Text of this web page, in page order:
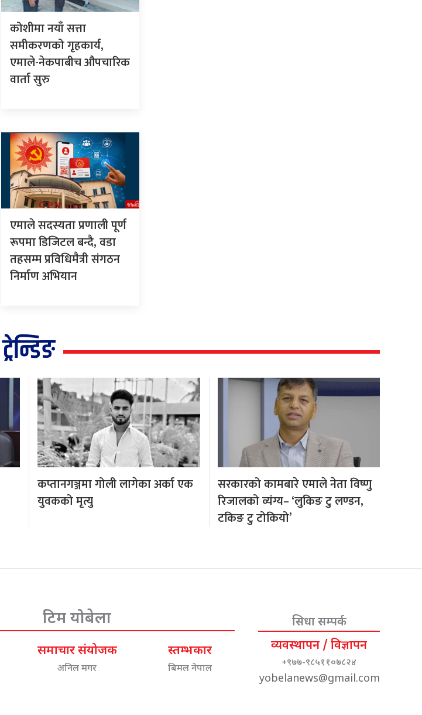
कोशीमा नयाँ सत्ता
समीकरणको गृहकार्य,
एमाले-नेकपाबीच औपचारिक
वार्ता सुरु
एमाले सदस्यता प्रणाली पूर्ण
रूपमा डिजिटल बन्दै, वडा
तहसम्म प्रविधिमैत्री संगठन
निर्माण अभियान
ट्रेन्डिङ
कप्तानगञ्जमा गोली लागेका अर्का एक
युवकको मृत्यु
सरकारको कामबारे एमाले नेता विष्णु
रिजालको व्यंग्य– ‘लुकिङ टु लण्डन,
टकिङ टु टोकियो’
टिम योबेला
समाचार संयोजक
अनिल मगर
स्तम्भकार
बिमल नेपाल
सिधा सम्पर्क
व्यवस्थापन / विज्ञापन
+९७७-९८५११०७८२४
yobelanews@gmail.com